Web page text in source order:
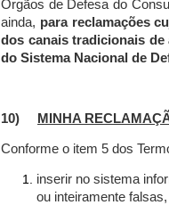
Órgãos de Defesa do
ainda, para reclamações
dos canais tradicionais
do Sistema Nacional de
10) MINHA
Conforme o item 5 dos
inserir no sistema
ou inteiramente